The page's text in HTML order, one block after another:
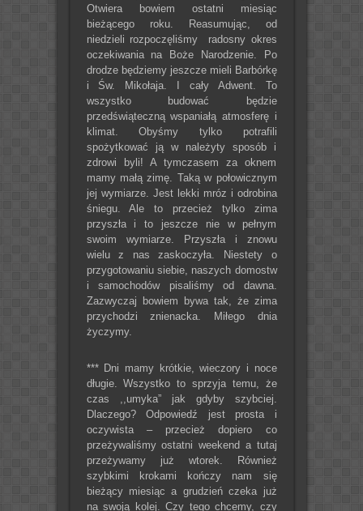
Otwiera bowiem ostatni miesiąc
bieżącego roku. Reasumując, od
niedzieli rozpoczęliśmy radosny okres
oczekiwania na Boże Narodzenie. Po
drodze będziemy jeszcze mieli Barbórkę
i Św. Mikołaja. I cały Adwent. To
wszystko budować będzie
przedświąteczną wspaniałą atmosferę i
klimat. Obyśmy tylko potrafili
spożytkować ją w należyty sposób i
zdrowi byli! A tymczasem za oknem
mamy małą zimę. Taką w połowicznym
jej wymiarze. Jest lekki mróz i odrobina
śniegu. Ale to przecież tylko zima
przyszła i to jeszcze nie w pełnym
swoim wymiarze. Przyszła i znowu
wielu z nas zaskoczyła. Niestety o
przygotowaniu siebie, naszych domostw
i samochodów pisaliśmy od dawna.
Zazwyczaj bowiem bywa tak, że zima
przychodzi znienacka. Miłego dnia
życzymy.
*** Dni mamy krótkie, wieczory i noce
długie. Wszystko to sprzyja temu, że
czas ,,umyka” jak gdyby szybciej.
Dlaczego? Odpowiedź jest prosta i
oczywista – przecież dopiero co
przeżywaliśmy ostatni weekend a tutaj
przeżywamy już wtorek. Również
szybkimi krokami kończy nam się
bieżący miesiąc a grudzień czeka już
na swoją kolej. Czy tego chcemy, czy